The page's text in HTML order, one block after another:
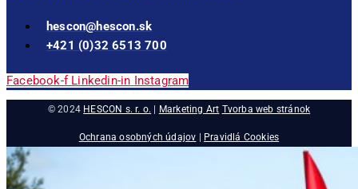
hescon@hescon.sk
+421 (0)32 6513 700
Facebook-f Linkedin-in Instagram
© 2024 HESCON s. r. o. | Marketing Art Tvorba web stránok
Ochrana osobných údajov Pravidlá Cookies